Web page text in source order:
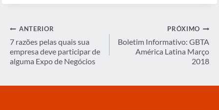
Navegação
de
Post
ANTERIOR
7 razões pelas quais sua
empresa deve participar de
alguma Expo de Negócios
PRÓXIMO
Boletim Informativo: GBTA
América Latina Março
2018